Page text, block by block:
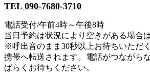
TEL 090-7680-3710
電話受付/午前4時～午後8時
当日予約は状況により空きがある場合
※呼出音のまま30秒以上お待ちいただ
携帯へ転送されます。電話がつながら
ばらくお待ちください。